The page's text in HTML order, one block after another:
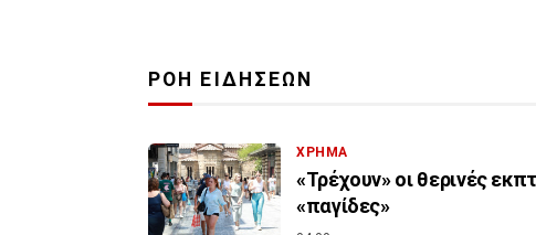
ΡΟΗ ΕΙΔΗΣΕΩΝ
ΧΡΗΜΑ
«Τρέχουν» οι θερινές
«παγίδες»